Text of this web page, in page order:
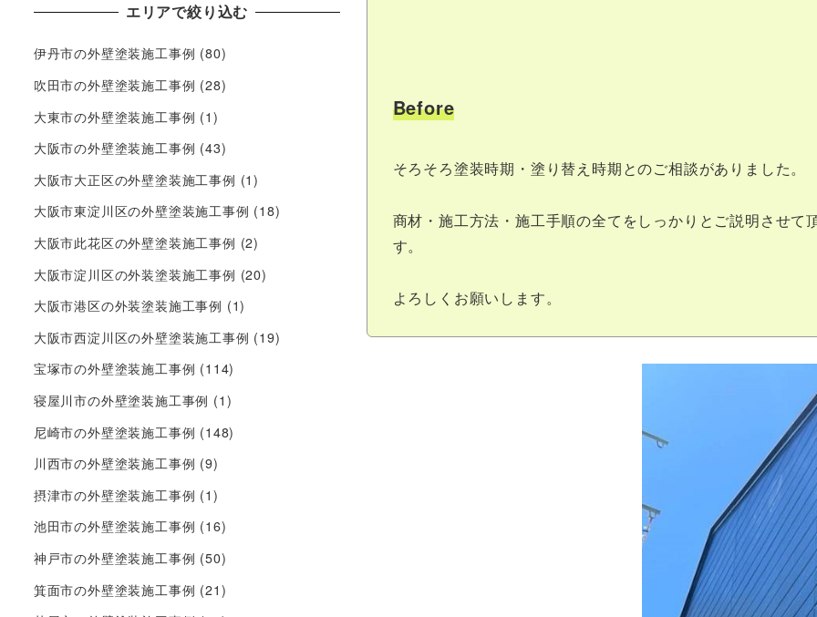
Before
そろそろ塗装時期・塗り替え時期とのご相談がありました。
商材・施工方法・施工手順の全てをしっかりとご説明させて
す。
よろしくお願いします。
エリアで絞り込む
伊丹市の外壁塗装施工事例 (80)
吹田市の外壁塗装施工事例 (28)
大東市の外壁塗装施工事例 (1)
大阪市の外壁塗装施工事例 (43)
大阪市大正区の外壁塗装施工事例 (1)
大阪市東淀川区の外壁塗装施工事例 (18)
大阪市此花区の外壁塗装施工事例 (2)
大阪市淀川区の外装塗装施工事例 (20)
大阪市港区の外装塗装施工事例 (1)
大阪市西淀川区の外壁塗装施工事例 (19)
宝塚市の外壁塗装施工事例 (114)
寝屋川市の外壁塗装施工事例 (1)
尼崎市の外壁塗装施工事例 (148)
川西市の外壁塗装施工事例 (9)
摂津市の外壁塗装施工事例 (1)
池田市の外壁塗装施工事例 (16)
神戸市の外壁塗装施工事例 (50)
箕面市の外壁塗装施工事例 (21)